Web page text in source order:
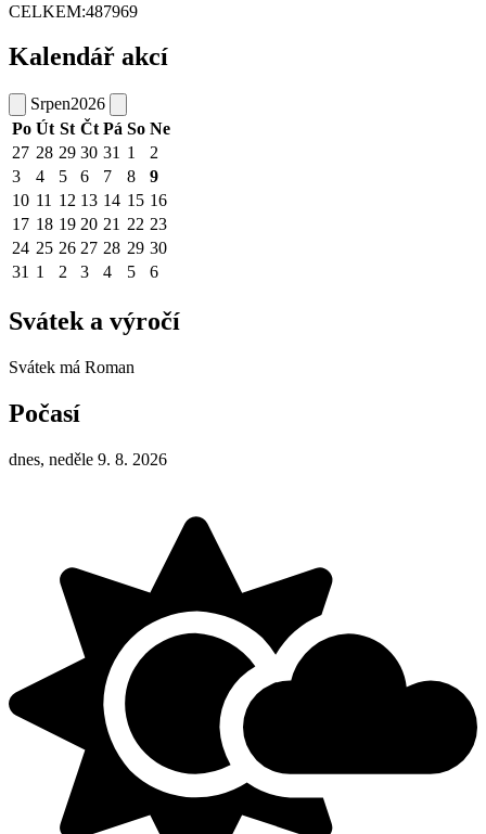
CELKEM:487969
Kalendář akcí
Srpen2026
Po Út St Čt Pá So Ne
27 28 29 30 31 1
2
3
4 5 6 7 8
9
10 11 12 13 14 15 16
17 18 19 20 21 22 23
24 25 26 27 28 29 30
31 1 2 3 4 5 6
Svátek a výročí
Svátek má Roman
Počasí
dnes, neděle 9. 8. 2026